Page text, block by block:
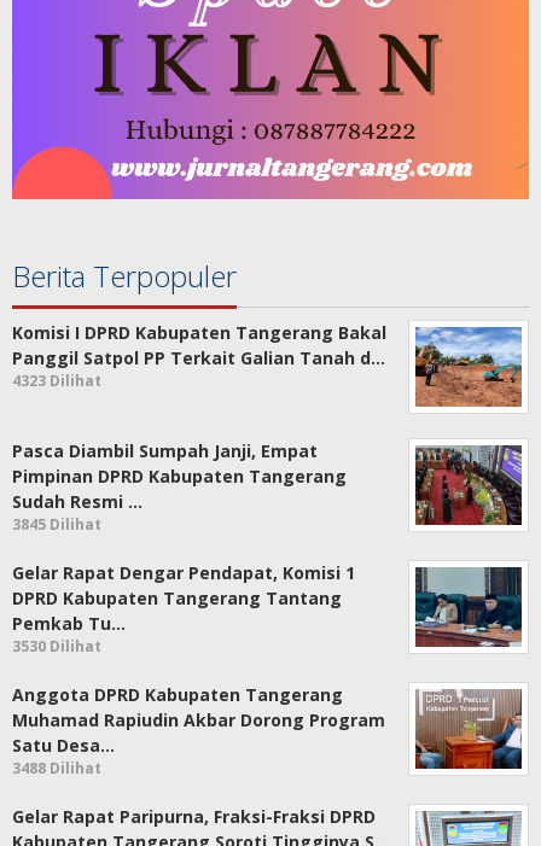
Berita Terpopuler
Komisi I DPRD Kabupaten Tangerang Bakal
Panggil Satpol PP Terkait Galian Tanah d…
4323 Dilihat
Pasca Diambil Sumpah Janji, Empat
Pimpinan DPRD Kabupaten Tangerang
Sudah Resmi …
3845 Dilihat
Gelar Rapat Dengar Pendapat, Komisi 1
DPRD Kabupaten Tangerang Tantang
Pemkab Tu…
3530 Dilihat
Anggota DPRD Kabupaten Tangerang
Muhamad Rapiudin Akbar Dorong Program
Satu Desa…
3488 Dilihat
Gelar Rapat Paripurna, Fraksi-Fraksi DPRD
Kabupaten Tangerang Soroti Tingginya S…